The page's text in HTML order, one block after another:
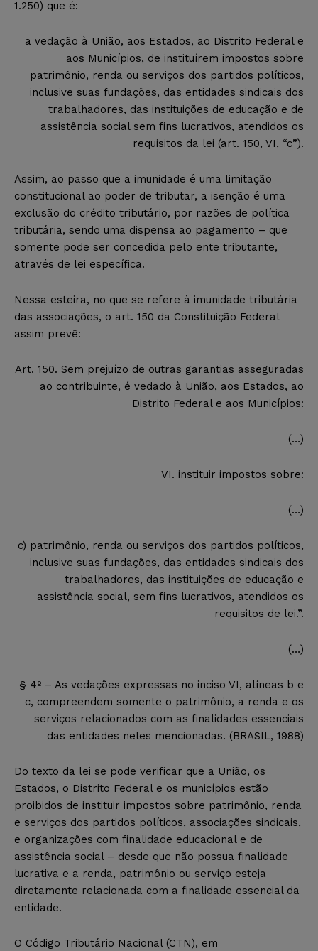
1.250) que é:
a vedação à União, aos Estados, ao Distrito Federal e
aos Municípios, de instituírem impostos sobre
patrimônio, renda ou serviços dos partidos políticos,
inclusive suas fundações, das entidades sindicais dos
trabalhadores, das instituições de educação e de
assistência social sem fins lucrativos, atendidos os
requisitos da lei (art. 150, VI, “c”).
Assim, ao passo que a imunidade é uma limitação
constitucional ao poder de tributar, a isenção é uma
exclusão do crédito tributário, por razões de política
tributária, sendo uma dispensa ao pagamento – que
somente pode ser concedida pelo ente tributante,
através de lei específica.
Nessa esteira, no que se refere à imunidade tributária
das associações, o art. 150 da Constituição Federal
assim prevê:
Art. 150. Sem prejuízo de outras garantias asseguradas
ao contribuinte, é vedado à União, aos Estados, ao
Distrito Federal e aos Municípios:
(…)
VI. instituir impostos sobre:
(…)
c) patrimônio, renda ou serviços dos partidos políticos,
inclusive suas fundações, das entidades sindicais dos
trabalhadores, das instituições de educação e
assistência social, sem fins lucrativos, atendidos os
requisitos de lei.”.
(…)
§ 4º – As vedações expressas no inciso VI, alíneas b e
c, compreendem somente o patrimônio, a renda e os
serviços relacionados com as finalidades essenciais
das entidades neles mencionadas. (BRASIL, 1988)
Do texto da lei se pode verificar que a União, os
Estados, o Distrito Federal e os municípios estão
proibidos de instituir impostos sobre patrimônio, renda
e serviços dos partidos políticos, associações sindicais,
e organizações com finalidade educacional e de
assistência social – desde que não possua finalidade
lucrativa e a renda, patrimônio ou serviço esteja
diretamente relacionada com a finalidade essencial da
entidade.
O Código Tributário Nacional (CTN), em